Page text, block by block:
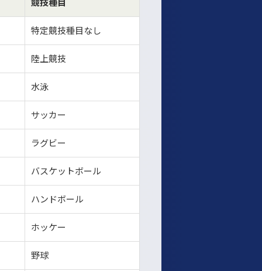
競技種目
特定競技種目なし
陸上競技
水泳
サッカー
ラグビー
バスケットボール
ハンドボール
ホッケー
野球